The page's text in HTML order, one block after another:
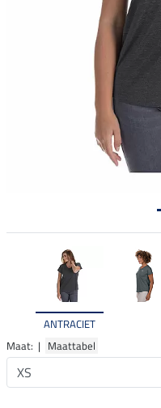
ANTRACIET
Maat: | Maattabel